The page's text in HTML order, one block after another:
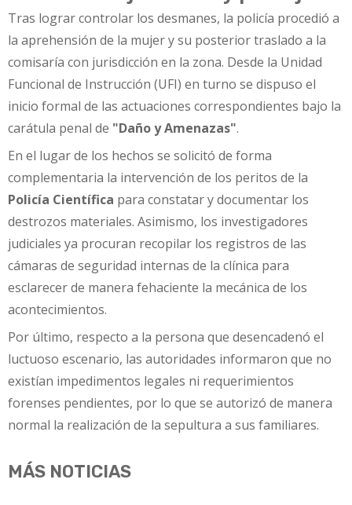
Tras lograr controlar los desmanes, la policía procedió a
la aprehensión de la mujer y su posterior traslado a la
comisaría con jurisdicción en la zona. Desde la Unidad
Funcional de Instrucción (UFI) en turno se dispuso el
inicio formal de las actuaciones correspondientes bajo la
carátula penal de "Daño y Amenazas".
En el lugar de los hechos se solicitó de forma
complementaria la intervención de los peritos de la
Policía Científica para constatar y documentar los
destrozos materiales. Asimismo, los investigadores
judiciales ya procuran recopilar los registros de las
cámaras de seguridad internas de la clínica para
esclarecer de manera fehaciente la mecánica de los
acontecimientos.
Por último, respecto a la persona que desencadenó el
luctuoso escenario, las autoridades informaron que no
existían impedimentos legales ni requerimientos
forenses pendientes, por lo que se autorizó de manera
normal la realización de la sepultura a sus familiares.
MÁS NOTICIAS